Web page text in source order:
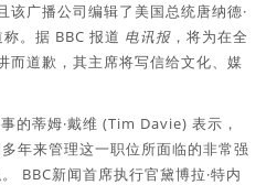
该广播公司编辑了美国总统唐纳德·
称。据 BBC 报道 电讯报 ，将为在全
而道歉，其主席将写信给文化、媒
的蒂姆·戴维 (Tim Davie) 表示，
年来管理这一职位所面临的非常强
BBC新闻首席执行官黛博拉·特内